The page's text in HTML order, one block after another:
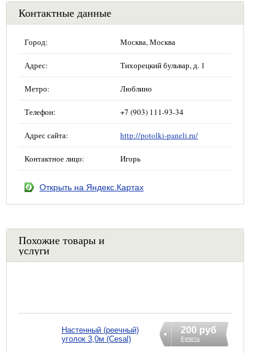
Контактные данные
Город: Москва, Москва
Адрес: Тихорецкий бульвар, д. 1
Метро: Люблино
Телефон: +7 (903) 111-93-34
Адрес сайта: http://potolki-paneli.ru/
Контактное лицо: Игорь
Открыть на Яндекс.Картах
Похожие товары и
услуги
Настенный (реечный)
уголок 3,0м (Cesal)
200 руб
Купить